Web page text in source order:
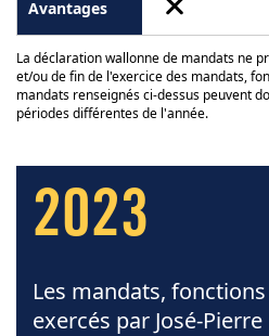
La déclaration wallonne de mandats ne
et/ou de fin de l'exercice des mandats,
mandats renseignés ci-dessus peuvent
périodes différentes de l'année.
2023
Les mandats,
exercés par José-